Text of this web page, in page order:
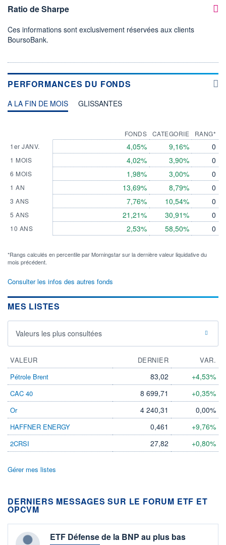
Ratio de Sharpe
Ces informations sont exclusivement réservées aux clients
BoursoBank.
PERFORMANCES DU FONDS
A LA FIN DE MOIS GLISSANTES
1er JANV.
1 MOIS
6 MOIS
1 AN
3 ANS
5 ANS
10 ANS
FONDS
4,05%
4,02%
1,98%
13,69%
7,76%
21,21%
2,53%
CATEGORIE
9,16%
3,90%
3,00%
8,79%
10,54%
30,91%
58,50%
RANG*
0
0
0
0
0
0
0
*Rangs calculés en percentile par Morningstar sur la dernière valeur liquidative du
mois précédent.
Consulter les infos des autres fonds
MES LISTES
Valeurs les plus consultées
VALEUR DERNIER
VAR.
Pétrole Brent
83,02 +4,53%
CAC 40 8 699,71 +0,35%
Or 4 240,31 0,00%
HAFFNER ENERGY 0,461 +9,76%
2CRSI 27,82 +0,80%
Gérer mes listes
DERNIERS MESSAGES SUR LE FORUM ETF ET
OPCVM
ETF Défense de la BNP au plus bas